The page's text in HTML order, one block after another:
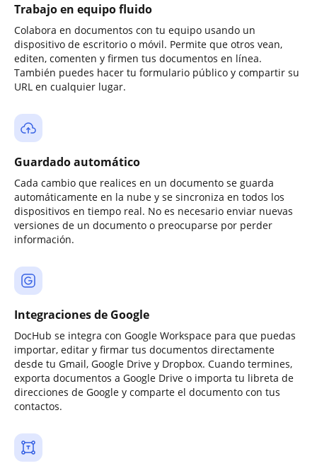
Trabajo en equipo fluido
Colabora en documentos con tu equipo usando un
dispositivo de escritorio o móvil. Permite que otros vean,
editen, comenten y firmen tus documentos en línea.
También puedes hacer tu formulario público y compartir su
URL en cualquier lugar.
Guardado automático
Cada cambio que realices en un documento se guarda
automáticamente en la nube y se sincroniza en todos los
dispositivos en tiempo real. No es necesario enviar nuevas
versiones de un documento o preocuparse por perder
información.
Integraciones de Google
DocHub se integra con Google Workspace para que puedas
importar, editar y firmar tus documentos directamente
desde tu Gmail, Google Drive y Dropbox. Cuando termines,
exporta documentos a Google Drive o importa tu libreta de
direcciones de Google y comparte el documento con tus
contactos.